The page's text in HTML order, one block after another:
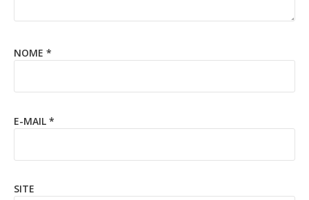
NOME *
E-MAIL *
SITE